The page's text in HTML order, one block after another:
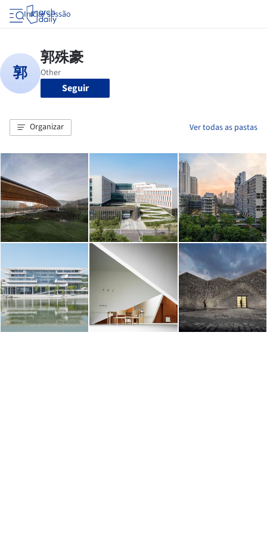
Iniciar sessão
Seguir
Organizar Ver todas as pastas